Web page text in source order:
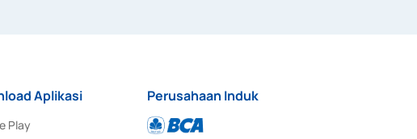
Aplikasi
Play
Perusahaan Induk